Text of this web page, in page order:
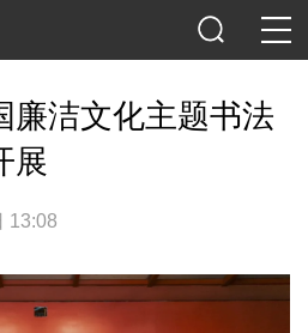
廉洁文化主题书法
展
13:08